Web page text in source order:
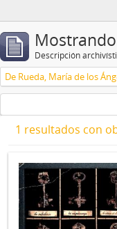
Descripción
De Rueda, María de los
1 resultados con